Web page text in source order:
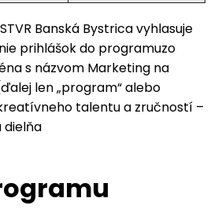
Banská Bystrica vyhlasuje
prihlášok do programuzo
s názvom Marketing na
len „program“ alebo
kreatívneho talentu a zručností –